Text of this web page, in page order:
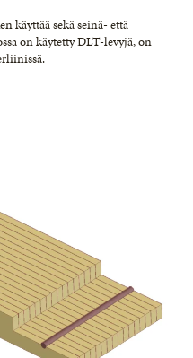
käyttää sekä seinä- että
on käytetty DLT-levyjä, on